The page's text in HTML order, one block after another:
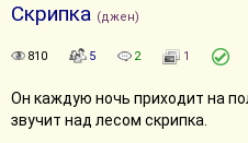
Скрипка (джен)
810 5 2 1
Он каждую ночь приходит на
звучит над лесом скрипка.